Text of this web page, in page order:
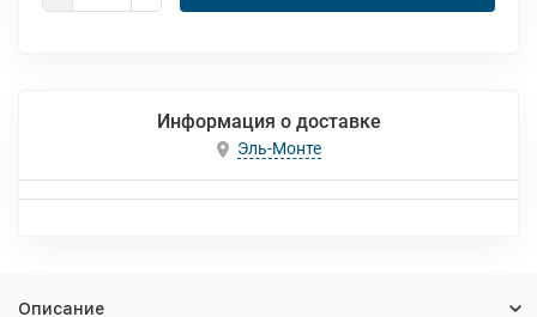
Информация о доставке
Эль-Монте
Описание